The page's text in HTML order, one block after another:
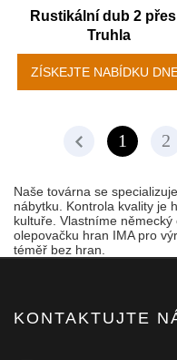
Rustikální dub 2
Truhla
ZÍSKEJTE NABÍDKU
1 2
Naše továrna se
nábytku. Kontrola kvality je
kultuře. Vlastníme německý
olepovačku hran IMA pro
téměř bez hran.
KONTAKTUJTE